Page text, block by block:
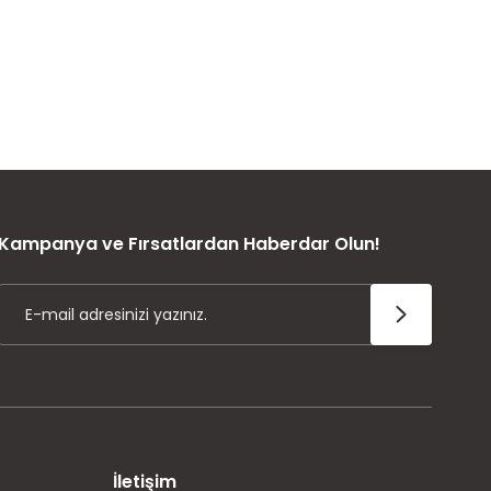
Kampanya ve Fırsatlardan Haberdar Olun!
İletişim